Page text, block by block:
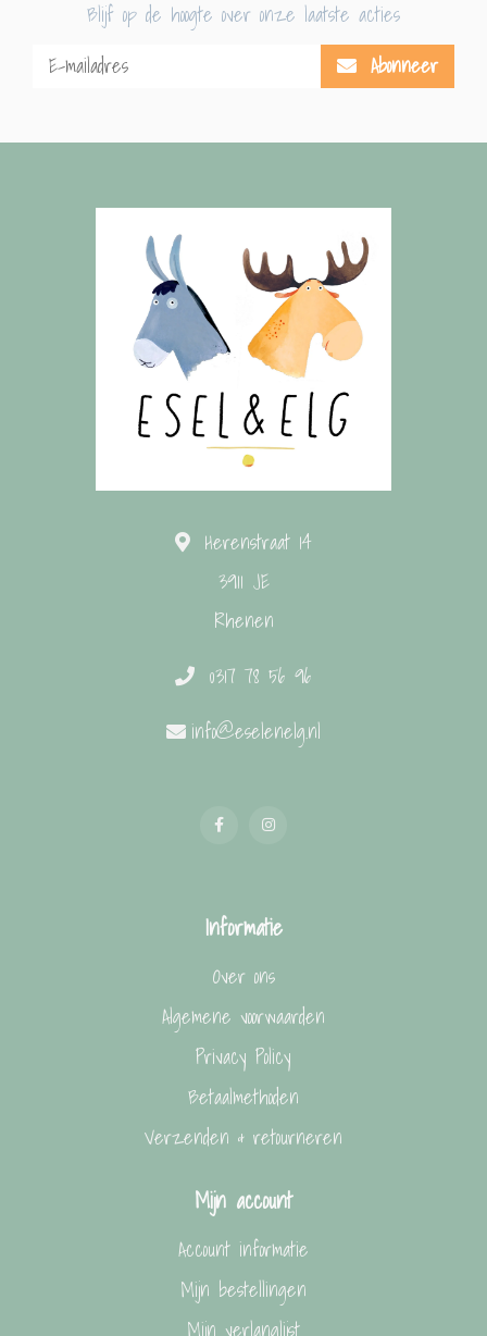
Blijf op de hoogte over onze laatste acties
Abonneer
Herenstraat 14
3911 JE
Rhenen
0317 78 56 96
info@eselenelg.nl
Informatie
Over ons
Algemene voorwaarden
Privacy Policy
Betaalmethoden
Verzenden & retourneren
Mijn account
Account informatie
Mijn bestellingen